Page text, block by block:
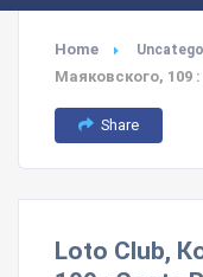
Home
Маяковского, 109
Share
Loto Club,